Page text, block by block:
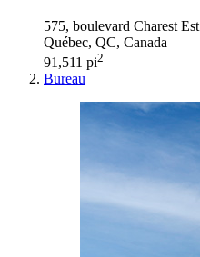
575, boulevard Charest Est
Québec, QC, Canada
91,511 pi2
Bureau